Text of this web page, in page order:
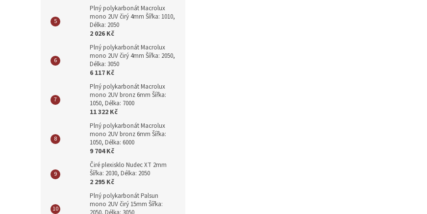
Plný polykarbonát Macrolux
mono 2UV čirý 4mm Šířka: 1010,
Délka: 2050
2 026 Kč
Plný polykarbonát Macrolux
mono 2UV čirý 4mm Šířka: 2050,
Délka: 3050
6 117 Kč
Plný polykarbonát Macrolux
mono 2UV bronz 6mm Šířka:
1050, Délka: 7000
11 322 Kč
Plný polykarbonát Macrolux
mono 2UV bronz 6mm Šířka:
1050, Délka: 6000
9 704 Kč
Čiré plexisklo Nudec XT 2mm
Šířka: 2030, Délka: 2050
2 295 Kč
Plný polykarbonát Palsun
mono 2UV čirý 15mm Šířka: